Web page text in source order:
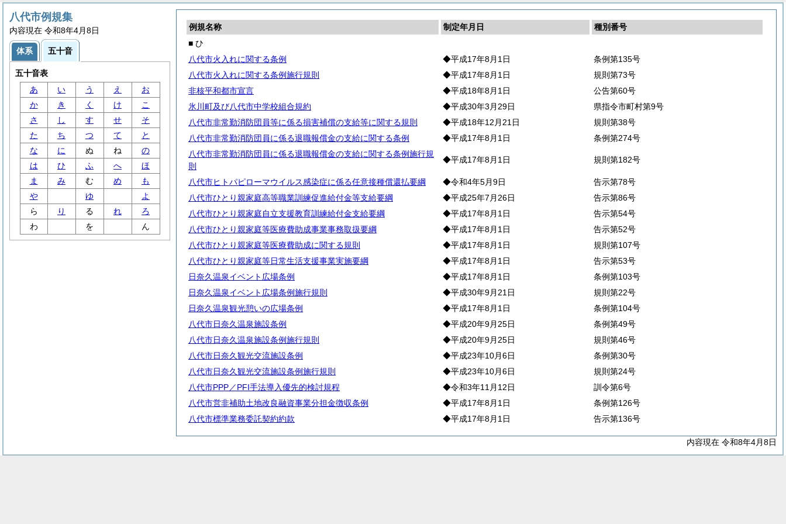
例規名称 制定年月日
種別番号
■ ひ
八代市火入れに関する条例
◆平成17年8月1日
条例第135号
八代市火入れに関する条例施行規則
◆平成17年8月1日
規則第73号
非核平和都市宣言
◆平成18年8月1日
公告第60号
氷川町及び八代市中学校組合規約
◆平成30年3月29日
県指令市町村第9号
八代市非常勤消防団員等に係る損害補償の支給等に関する規則
◆平成18年12月21日
規則第38号
八代市非常勤消防団員に係る退職報償金の支給に関する条例
◆平成17年8月1日
条例第274号
八代市非常勤消防団員に係る退職報償金の支給に関する条例施行規
則
◆平成17年8月1日 規則第182号
八代市ヒトパピローマウイルス感染症に係る任意接種償還払要綱 ◆令和4年5月9日
告示第78号
八代市ひとり親家庭高等職業訓練促進給付金等支給要綱
◆平成25年7月26日
告示第86号
八代市ひとり親家庭自立支援教育訓練給付金支給要綱
◆平成17年8月1日
告示第54号
八代市ひとり親家庭等医療費助成事業事務取扱要綱
◆平成17年8月1日
告示第52号
八代市ひとり親家庭等医療費助成に関する規則
◆平成17年8月1日
規則第107号
八代市ひとり親家庭等日常生活支援事業実施要綱
◆平成17年8月1日
告示第53号
日奈久温泉イベント広場条例
◆平成17年8月1日
条例第103号
日奈久温泉イベント広場条例施行規則
◆平成30年9月21日
規則第22号
日奈久温泉観光憩いの広場条例
◆平成17年8月1日
条例第104号
八代市日奈久温泉施設条例
◆平成20年9月25日
条例第49号
八代市日奈久温泉施設条例施行規則
◆平成20年9月25日
規則第46号
八代市日奈久観光交流施設条例
◆平成23年10月6日
条例第30号
八代市日奈久観光交流施設条例施行規則
◆平成23年10月6日
規則第24号
八代市PPP／PFI手法導入優先的検討規程
◆令和3年11月12日
訓令第6号
八代市営非補助土地改良融資事業分担金徴収条例
◆平成17年8月1日
条例第126号
八代市標準業務委託契約約款
◆平成17年8月1日 告示第136号
内容現在 令和8年4月8日
八代市例規集
内容現在 令和8年4月8日
体系 五十音
五十音表
あ
い う え
お
か
き く け
こ
さ
し す せ
そ
た
ち つ て
と
な
に ぬ ね
の
は
ひ ふ へ
ほ
ま
み む め
も
や
ゆ
よ
ら
り る れ
ろ
わ
を ん